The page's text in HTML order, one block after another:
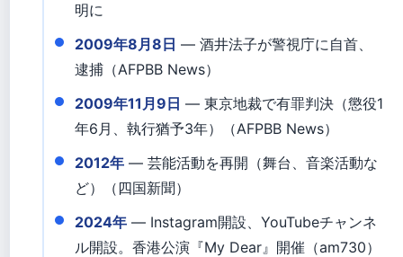
明に
2009年8月8日 — 酒井法子が警視庁に自首、
逮捕（AFPBB News）
2009年11月9日 — 東京地裁で有罪判決（懲役1
年6月、執行猶予3年）（AFPBB News）
2012年— 芸能活動を再開（舞台、音楽活動な
ど）（四国新聞）
2024年— Instagram開設、YouTubeチャンネ
ル開設。香港公演『My Dear』開催（am730）